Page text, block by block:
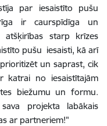
par iesaistīto pušu
ir caurspīdīga un
atšķirības starp krīzes
pušu iesaisti, kā arī
un saprast, cik
katrai no iesaistītajām
biežumu un formu.
projekta labākais
ar partneriem!"